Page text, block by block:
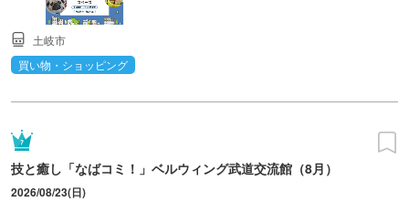
土岐市
買い物・ショッピング
技と癒し「なばコミ！」ベルウィング武道交流館（8月）
2026/08/23(日)